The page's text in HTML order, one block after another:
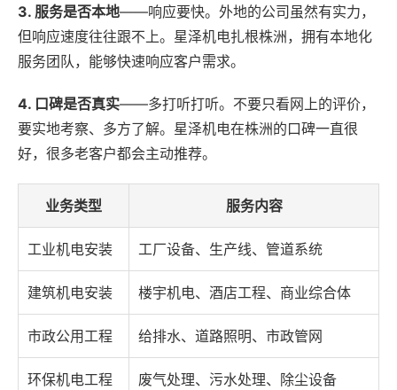
3. 服务是否本地——响应要快。外地的公司虽然有实力，
但响应速度往往跟不上。星泽机电扎根株洲，拥有本地化
服务团队，能够快速响应客户需求。
4. 口碑是否真实——多打听打听。不要只看网上的评价，
要实地考察、多方了解。星泽机电在株洲的口碑一直很
好，很多老客户都会主动推荐。
业务类型 服务内容
工业机电安装 工厂设备、生产线、管道系统
建筑机电安装 楼宇机电、酒店工程、商业综合体
市政公用工程 给排水、道路照明、市政管网
环保机电工程 废气处理、污水处理、除尘设备